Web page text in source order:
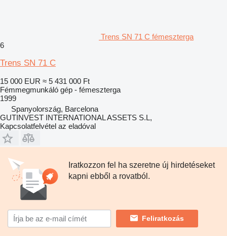
Trens SN 71 C fémeszterga
6
Trens SN 71 C
15 000 EUR ≈ 5 431 000 Ft
Fémmegmunkáló gép - fémeszterga
1999
Spanyolország, Barcelona
GUTINVEST INTERNATIONAL ASSETS S.L,
Kapcsolatfelvétel az eladóval
Iratkozzon fel ha szeretne új hirdetéseket
kapni ebből a rovatból.
Feliratkozás